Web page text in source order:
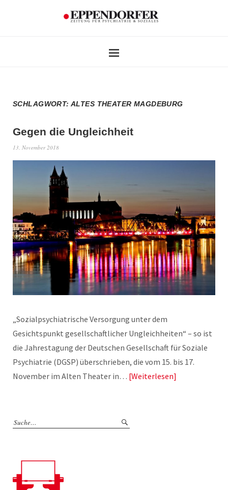
SCHLAGWORT:ALTES THEATER MAGDEBURG
Gegen die Ungleichheit
13. November 2018
„Sozialpsychiatrische Versorgung unter dem
Gesichtspunkt gesellschaftlicher Ungleichheiten“ – so ist
die Jahrestagung der Deutschen Gesellschaft für Soziale
Psychiatrie (DGSP) überschrieben, die vom 15. bis 17.
November im Alten Theater in… Weiterlesen